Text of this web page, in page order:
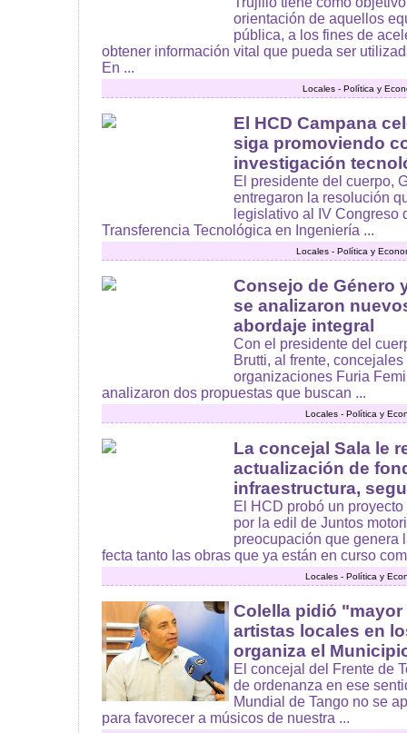
orientación de aquellos
pública, a los fines de
obtener información vital que pueda ser
En ...
Locales - Política y
El HCD Campana
siga promoviendo
investigación
El presidente del cuerpo,
entregaron la resolución
legislativo al IV Congreso
Transferencia Tecnológica en Ingeniería ...
Locales - Política y
Consejo de Género
se analizaron
abordaje integral
Con el presidente del
Brutti, al frente,
organizaciones Furia
analizaron dos propuestas que buscan ...
Locales - Política y
La concejal Sala le
actualización de
infraestructura,
El HCD probó un
por la edil de Juntos
preocupación que genera
fecta tanto las obras que ya están en curso
Locales - Política y
Colella pidió
artistas locales en
organiza el
El concejal del Frente de
de ordenanza en ese
Mundial de Tango no se
para favorecer a músicos de nuestra ...